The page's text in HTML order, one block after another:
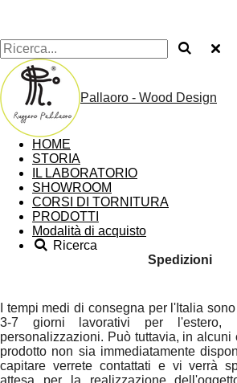
Pallaoro - Wood Design
HOME
STORIA
IL LABORATORIO
SHOWROOM
CORSI DI TORNITURA
PRODOTTI
Modalità di acquisto
Ricerca
Spedizioni
I tempi medi di consegna per l'Italia
3-7 giorni lavorativi per l'estero,
personalizzazioni. Può tuttavia, in alcuni
prodotto non sia immediatamente
capitare verrete contattati e vi verrà
attesa per la realizzazione